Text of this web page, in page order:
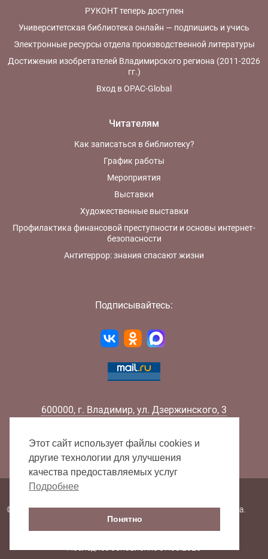
РУКОНТ теперь доступен
Университетская библиотека онлайн — подпишись и учись
Электронные ресурсы отдела производственной литературы
Достижения изобретателей Владимирского региона (2011-2026
гг.)
Вход в OPAC-Global
Читателям
Как записаться в библиотеку?
График работы
Мероприятия
Выставки
Художественные выставки
Профилактика финансовой преступности и основы интернет-
безопасности
Антитеррор: знания спасают жизни
Подписывайтесь:
600000, г. Владимир, ул. Дзержинского, 3
Факс:
+7 (4922) 32-52-88
E-mail:
info@lib33.ru
© 2000 - 2026 Владимирская областная научная библиотека.
Последнее обновление 07.08.2026
Этот сайт использует файлы cookies и
другие технологии для улучшения
качества предоставляемых услуг
Подробнее
Понятно